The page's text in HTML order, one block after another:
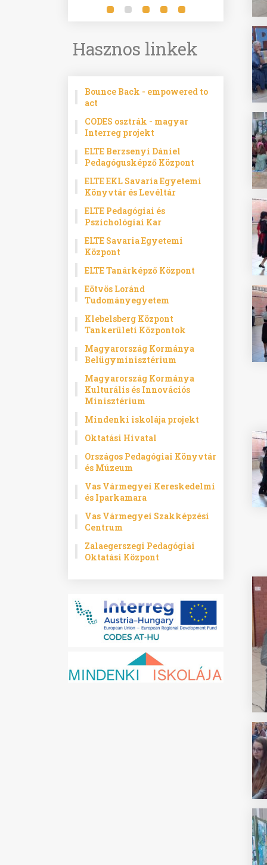
Hasznos linkek
Bounce Back - empowered to
act
CODES osztrák - magyar
Interreg projekt
ELTE Berzsenyi Dániel
Pedagógusképző Központ
ELTE EKL Savaria Egyetemi
Könyvtár és Levéltár
ELTE Pedagógiai és
Pszichológiai Kar
ELTE Savaria Egyetemi
Központ
ELTE Tanárképző Központ
Eötvös Loránd
Tudományegyetem
Klebelsberg Központ
Tankerületi Központok
Magyarország Kormánya
Belügyminisztérium
Magyarország Kormánya
Kulturális és Innovációs
Minisztérium
Mindenki iskolája projekt
Oktatási Hivatal
Országos Pedagógiai Könyvtár
és Múzeum
Vas Vármegyei Kereskedelmi
és Iparkamara
Vas Vármegyei Szakképzési
Centrum
Zalaegerszegi Pedagógiai
Oktatási Központ